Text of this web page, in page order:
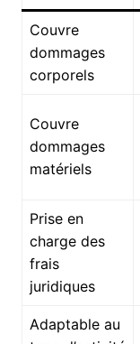
Couvre
dommages
corporels
Couvre
dommages
matériels
Prise en
charge des
frais
juridiques
Adaptable au